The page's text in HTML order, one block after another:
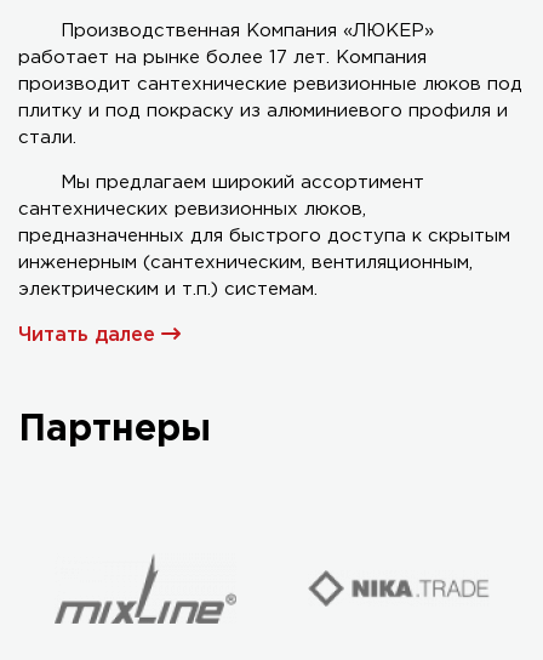
Серия AL-KR двухстворчатый
Производственная Компания «ЛЮКЕР»
работает на рынке более 17 лет. Компания
производит сантехнические ревизионные люков под
плитку и под покраску из алюминиевого профиля и
стали.
Мы предлагаем широкий ассортимент
сантехнических ревизионных люков,
предназначенных для быстрого доступа к скрытым
инженерным (сантехническим, вентиляционным,
электрическим и т.п.) системам.
Читать далее
Партнеры